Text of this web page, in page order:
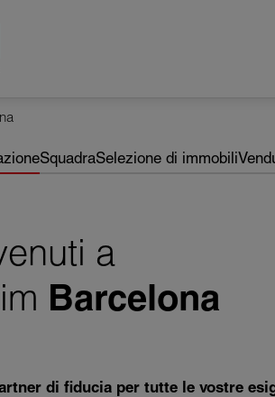
SquadraSelezione di immobili
a
Barcelona
di fiducia per tutte le vostre